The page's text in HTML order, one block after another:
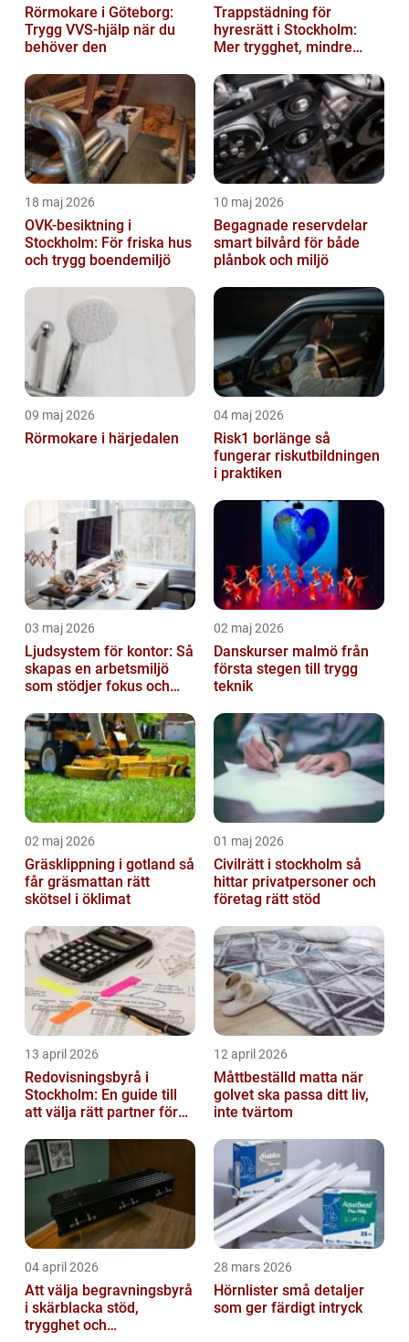
Rörmokare i Göteborg:
Trygg VVS-hjälp när du
behöver den
Trappstädning för
hyresrätt i Stockholm:
Mer trygghet, mindre
18 maj 2026
OVK-besiktning i
Stockholm: För friska hus
och trygg boendemiljö
10 maj 2026
Begagnade reservdelar
smart bilvård för både
plånbok och miljö
09 maj 2026
Rörmokare i härjedalen
04 maj 2026
Risk1 borlänge så
fungerar riskutbildningen
i praktiken
03 maj 2026
Ljudsystem för kontor: Så
skapas en arbetsmiljö
som stödjer fokus och
02 maj 2026
Danskurser malmö från
första stegen till trygg
teknik
02 maj 2026
Gräsklippning i gotland så
får gräsmattan rätt
skötsel i öklimat
01 maj 2026
Civilrätt i stockholm så
hittar privatpersoner och
företag rätt stöd
13 april 2026
Redovisningsbyrå i
Stockholm: En guide till
att välja rätt partner för
12 april 2026
Måttbeställd matta när
golvet ska passa ditt liv,
inte tvärtom
04 april 2026
Att välja begravningsbyrå
i skärblacka stöd,
trygghet och
28 mars 2026
Hörnlister små detaljer
som ger färdigt intryck